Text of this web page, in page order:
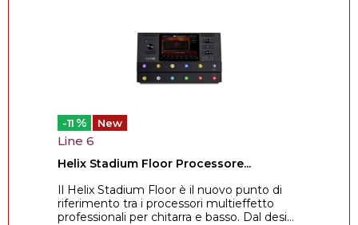
-11 % New
Line 6
Helix Stadium Floor Processore...
Il Helix Stadium Floor è il nuovo punto di
riferimento tra i processori multieffetto
professionali per chitarra e basso. Dal desi...